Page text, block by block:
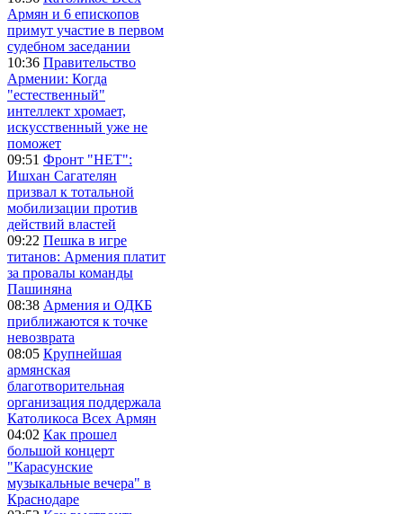
Армян и 6 епископов
примут участие в первом
судебном заседании
10:36 Правительство
Армении: Когда
"естественный"
интеллект хромает,
искусственный уже не
поможет
09:51 Фронт "НЕТ":
Ишхан Сагателян
призвал к тотальной
мобилизации против
действий властей
09:22 Пешка в игре
титанов: Армения платит
за провалы команды
Пашиняна
08:38 Армения и ОДКБ
приближаются к точке
невозврата
08:05 Крупнейшая
армянская
благотворительная
организация поддержала
Католикоса Всех Армян
04:02 Как прошел
большой концерт
"Карасунские
музыкальные вечера" в
Краснодаре